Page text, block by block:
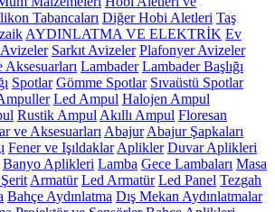
Tabancaları Diğer Hobi Aletleri Taş
AYDINLATMA VE ELEKTRİK Ev
Avizeler Sarkıt Avizeler Plafonyer Avizeler
Lambader Lambader Başlığı
Spotlar Gömme Spotlar Sıvaüstü Spotlar
Led Ampul Halojen Ampul
Rustik Ampul Akıllı Ampul Floresan
ve Aksesuarları Abajur Abajur Şapkaları
Fener ve Işıldaklar Aplikler Duvar Aplikleri
Banyo Aplikleri Lamba Gece Lambaları Masa
Armatür Led Armatür Led Panel Tezgah
Bahçe Aydınlatma Dış Mekan Aydınlatmalar